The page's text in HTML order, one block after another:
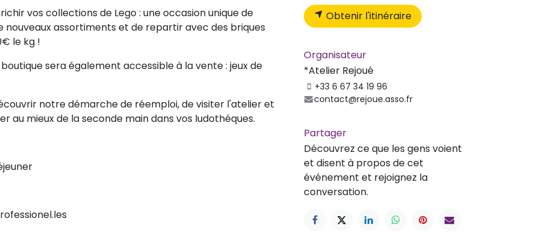
vos collections de Lego : une occasion unique de
assortiments et de repartir avec des briques
le kg !
sera également accessible à la vente : jeux de
notre démarche de réemploi, de visiter l'atelier et
au mieux de la seconde main dans vos ludothéques.
Obtenir l'itinéraire
Organisateur
*Atelier Rejoué
+33 6 67 34 19 96
contact@rejoue.asso.fr
Partager
Découvrez ce que les gens voient
et disent à propos de cet
événement et rejoignez la
conversation.